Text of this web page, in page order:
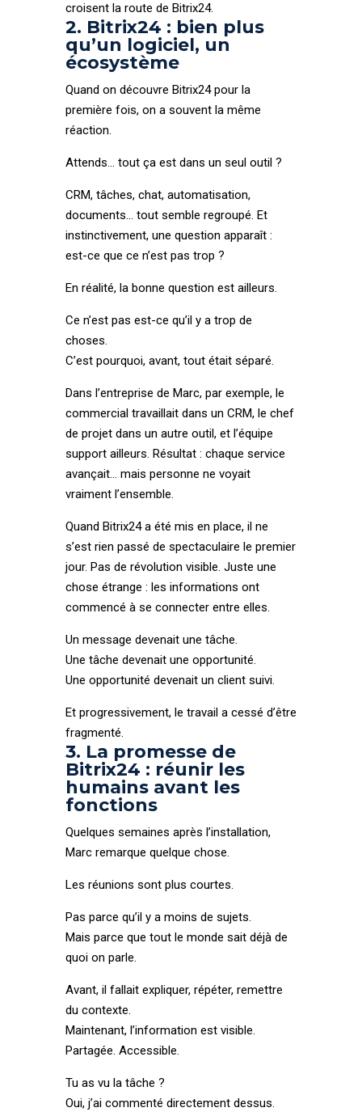
croisent la route de Bitrix24.
2. Bitrix24 : bien plus
qu’un logiciel, un
écosystème
Quand on découvre Bitrix24 pour la
première fois, on a souvent la même
réaction.
Attends… tout ça est dans un seul outil ?
CRM, tâches, chat, automatisation,
documents… tout semble regroupé. Et
instinctivement, une question apparaît :
est-ce que ce n’est pas trop ?
En réalité, la bonne question est ailleurs.
Ce n’est pas est-ce qu’il y a trop de
choses.
C’est pourquoi, avant, tout était séparé.
Dans l’entreprise de Marc, par exemple, le
commercial travaillait dans un CRM, le chef
de projet dans un autre outil, et l’équipe
support ailleurs. Résultat : chaque service
avançait… mais personne ne voyait
vraiment l’ensemble.
Quand Bitrix24 a été mis en place, il ne
s’est rien passé de spectaculaire le premier
jour. Pas de révolution visible. Juste une
chose étrange : les informations ont
commencé à se connecter entre elles.
Un message devenait une tâche.
Une tâche devenait une opportunité.
Une opportunité devenait un client suivi.
Et progressivement, le travail a cessé d’être
fragmenté.
3. La promesse de
Bitrix24 : réunir les
humains avant les
fonctions
Quelques semaines après l’installation,
Marc remarque quelque chose.
Les réunions sont plus courtes.
Pas parce qu’il y a moins de sujets.
Mais parce que tout le monde sait déjà de
quoi on parle.
Avant, il fallait expliquer, répéter, remettre
du contexte.
Maintenant, l’information est visible.
Partagée. Accessible.
Tu as vu la tâche ?
Oui, j’ai commenté directement dessus.